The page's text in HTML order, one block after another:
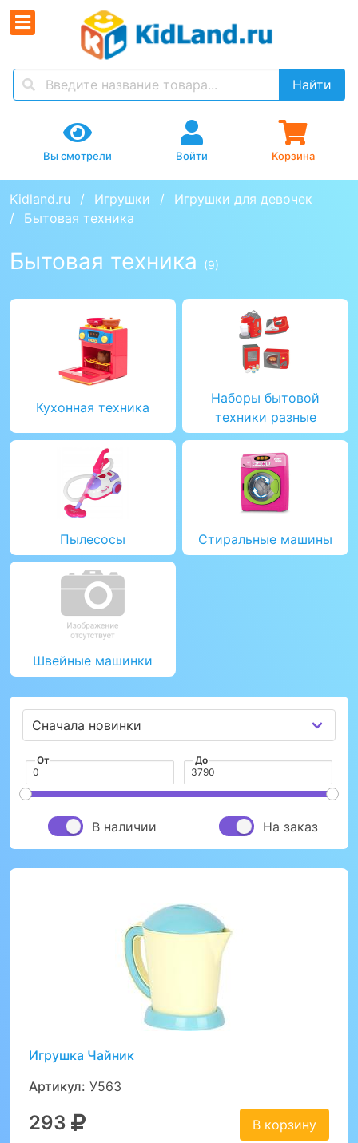
Найти
Вы смотрели Войти Корзина
Kidland.ru Игрушки
Игрушки для девочек
Бытовая техника
Бытовая техника (9)
Кухонная техника
Наборы бытовой
техники разные
Пылесосы Стиральные машины
Швейные машинки
От До
В наличии На заказ
Игрушка Чайник
Артикул: У563
293 В корзину